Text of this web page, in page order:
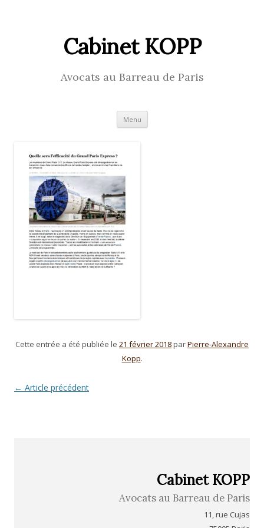
Cabinet KOPP
Avocats au Barreau de Paris
Menu Skip
content
Cette entrée a été publiée le 21 février 2018parPierre-Alexandre
Kopp.
Navigation
← Article précédent
Cabinet KOPP
Avocats au Barreau de Paris
11, rue Cujas